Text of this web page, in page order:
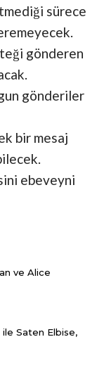
sürece
gönderen
gönderiler
bir mesaj
ebeveyni
ve Alice
ile Saten Elbise,